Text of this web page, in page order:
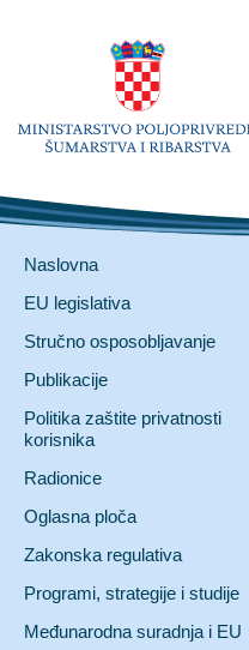
Naslovna
EU legislativa
Stručno osposobljavanje
Publikacije
Politika zaštite privatnosti
korisnika
Radionice
Oglasna ploča
Zakonska regulativa
Programi, strategije i studije
Međunarodna suradnja i EU